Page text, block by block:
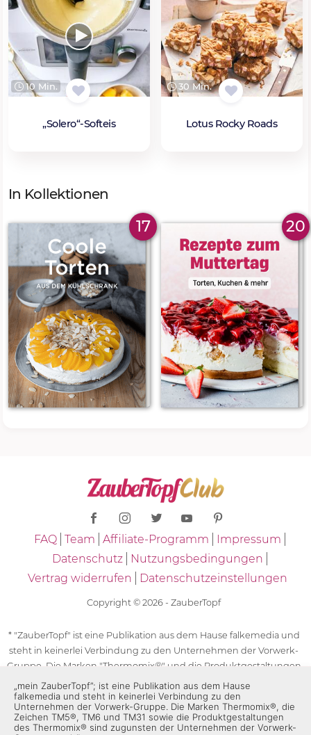
10 Min.
„Solero“-Softeis
30 Min.
Lotus Rocky Roads
In Kollektionen
17 20
FAQ Team Affiliate-Programm
Impressum
Datenschutz
Nutzungsbedingungen
Vertrag widerrufen
Datenschutzeinstellungen
Copyright © 2026 - ZauberTopf
* "ZauberTopf" ist eine Publikation aus dem Hause falkemedia und
steht in keinerlei Verbindung zu den Unternehmen der Vorwerk-
Gruppe. Die Marken "Thermomix®" und die Produktgestaltungen
des "Thermomix®" sind eingetragene Marken der Unternehmen
der Vorwerk-Gruppe. Die Marken Thermomix®, die Zeichen TM5®,
TM6 und TM31 sowie die Produktgestaltungen des Thermomix®
sind zugunsten der Unternehmen der Vorwerk-Gruppe
„mein ZauberTopf”; ist eine Publikation aus dem Hause
falkemedia und steht in keinerlei Verbindung zu den
Unternehmen der Vorwerk-Gruppe. Die Marken Thermomix®, die
Zeichen TM5®, TM6 und TM31 sowie die Produktgestaltungen
des Thermomix® sind zugunsten der Unternehmen der Vorwerk-